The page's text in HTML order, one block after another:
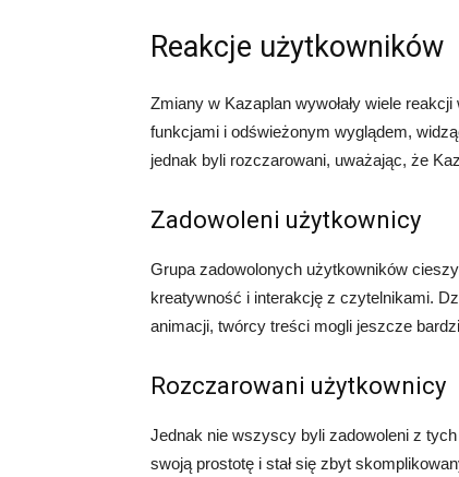
Reakcje użytkowników
Zmiany w Kazaplan wywołały wiele
funkcjami i odświeżonym wyglądem,
jednak byli rozczarowani, uważając, że
Zadowoleni użytkownicy
Grupa zadowolonych użytkowników
kreatywność i interakcję z czytelnikami.
animacji, twórcy treści mogli jeszcze
Rozczarowani użytkownicy
Jednak nie wszyscy byli zadowoleni z
swoją prostotę i stał się zbyt